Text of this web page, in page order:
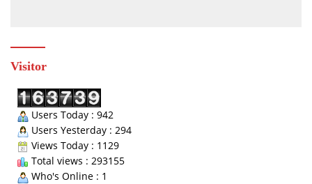
Visitor
Users Today : 942
Users Yesterday : 294
Views Today : 1129
Total views : 293155
Who's Online : 1